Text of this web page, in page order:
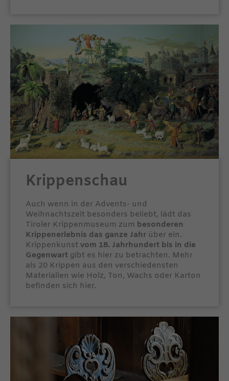
Krippenschau
Auch wenn in der Advents- und
Weihnachtszeit besonders beliebt, lädt das
Tiroler Krippenmuseum zum besonderen
Krippenerlebnis das ganze Jahr über ein.
Krippenkunst vom 18. Jahrhundert bis in die
Gegenwart gibt es hier zu betrachten. Mehr
als 20 Krippen aus den verschiedensten
Materialien wie Holz, Ton, Wachs oder Karton
befinden sich hier.